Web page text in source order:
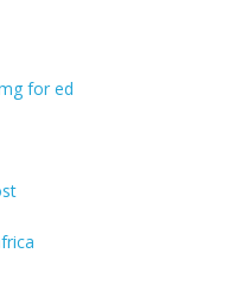
for ed